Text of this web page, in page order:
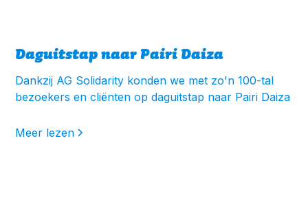
Daguitstap naar Pairi Daiza
Dankzij AG Solidarity konden we met zo'n 100-tal
bezoekers en cliënten op daguitstap naar Pairi Daiza
Meer lezen